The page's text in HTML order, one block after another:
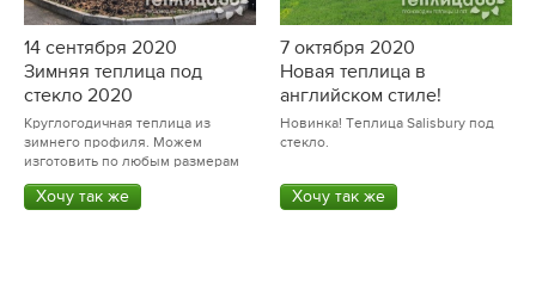
14 сентября 2020
Зимняя теплица под
стекло 2020
Круглогодичная теплица из
зимнего профиля. Можем
изготовить по любым размерам
Хочу так же
7 октября 2020
Новая теплица в
английском стиле!
Новинка! Теплица Salisbury под
стекло.
Хочу так же